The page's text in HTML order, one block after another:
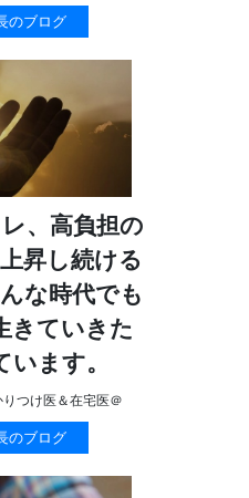
のブログ
、高負担の
昇し続ける
な時代でも
きていきた
ます。
つけ医＆在宅医＠
のブログ